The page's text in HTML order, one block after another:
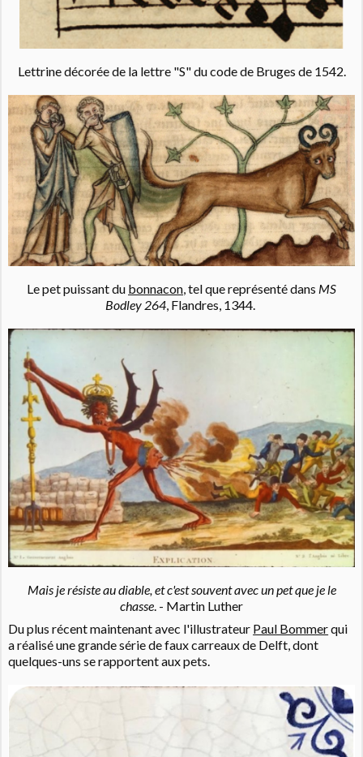
Lettrine décorée de la lettre "S" du code de Bruges de 1542.
Le pet puissant du bonnacon, tel que représenté dans MS
Bodley 264, Flandres, 1344.
Mais je résiste au diable, et c'est souvent avec un pet que je le
chasse. - Martin Luther
Du plus récent maintenant avec l'illustrateur Paul Bommerqui
a réalisé une grande série de faux carreaux de Delft, dont
quelques-uns se rapportent aux pets.